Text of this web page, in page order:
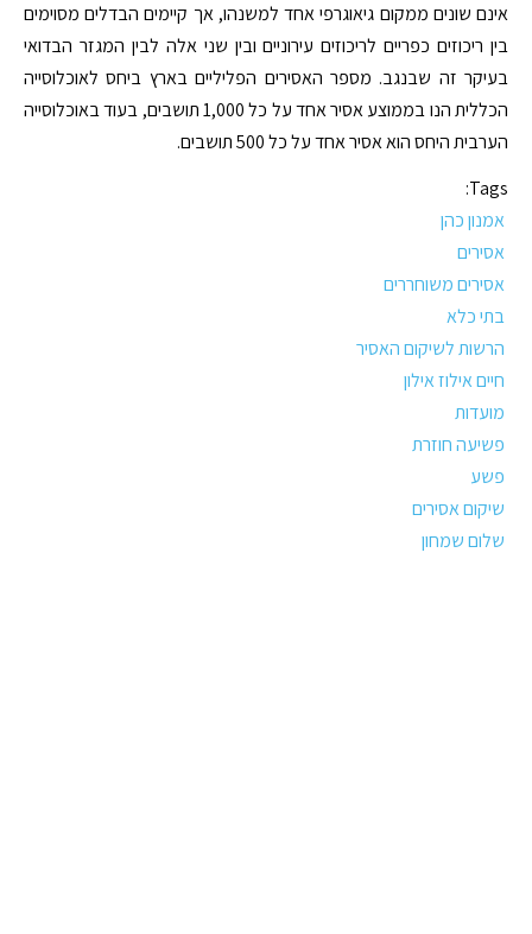
אינם שונים ממקום גיאוגרפי אחד למשנהו, אך קיימים הבדלים מסוימים
בין ריכוזים כפריים לריכוזים עירוניים ובין שני אלה לבין המגזר הבדואי
בעיקר זה שבנגב. מספר האסירים הפליליים בארץ ביחס לאוכלוסייה
הכללית הנו בממוצע אסיר אחד על כל 1,000 תושבים, בעוד באוכלוסייה
הערבית היחס הוא אסיר אחד על כל 500 תושבים.
Tags:
אמנון כהן
אסירים
אסירים משוחררים
בתי כלא
הרשות לשיקום האסיר
חיים אילוז אילון
מועדות
פשיעה חוזרת
פשע
שיקום אסירים
שלום שמחון